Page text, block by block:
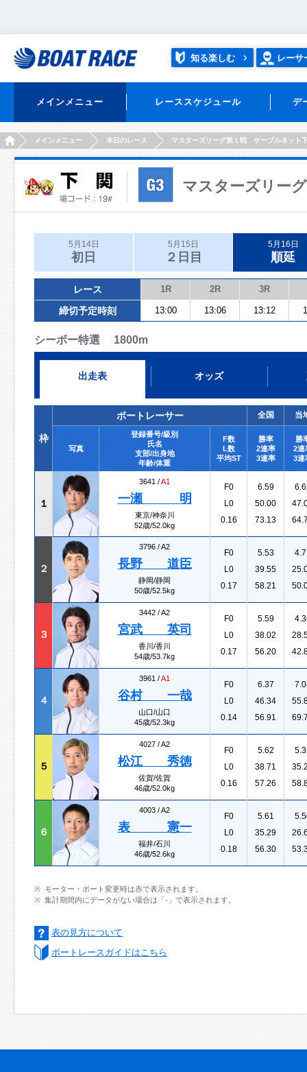
知る楽しむ レーサ
メインメニュー レーススケジュール デ
HOMEメインメニュー 本日のレース マスターズリーグ第１戦 ケーブルネット
マスターズリー
5月14日
初日
5月15日
２日目
5月16日
順延
レース 1R 2R 3R
締切予定時刻 13:00 13:06 13:12
シーボー特選 1800m
出走表 オッズ
枠
ボートレーサー 全国 当
写真
登録番号/級別
氏名
支部/出身地
年齢/体重
F数
L数
平均ST
勝率
2連率
3連率
勝
2連
3連
１
3641 /A1
一瀬 明
東京/神奈川
52歳/52.0kg
F0
L0
0.16
6.59
50.00
73.13
２
3796 /A2
長野 道臣
静岡/静岡
50歳/52.5kg
F0
L0
0.17
5.53
39.55
58.21
３
3442 /A2
宮武 英司
香川/香川
54歳/53.7kg
F0
L0
0.17
5.59
38.02
56.20
４
3961 /A1
谷村 一哉
山口/山口
45歳/52.3kg
F0
L0
0.14
6.37
46.34
56.91
５
4027 /A2
松江 秀徳
佐賀/佐賀
46歳/52.0kg
F0
L0
0.16
5.62
38.71
57.26
６
4003 /A2
表 憲一
福井/石川
46歳/52.6kg
F0
L0
0.18
5.61
35.29
56.30
モーター・ボート変更時は赤で表示されます。
集計期間内にデータがない場合は「-」で表示されます。
表の見方について
ボートレースガイドはこちら